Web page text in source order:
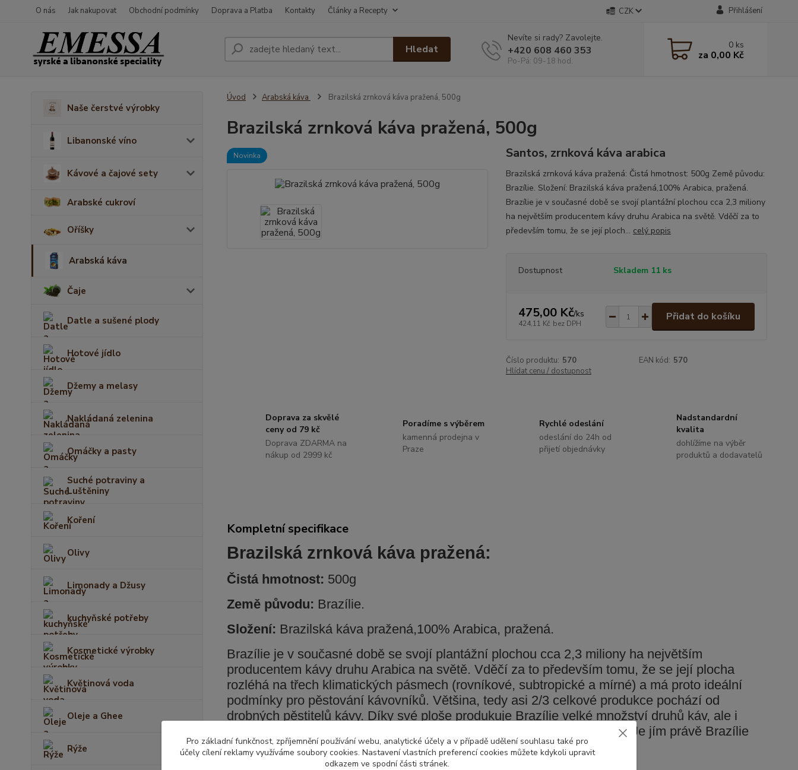
O nás Jak nakupovat Obchodní podmínky Doprava a Platba Kontakty Články a Recepty CZK Přihlášení
Hledat
Nevíte si rady? Zavolejte.
+420 608 460 353
Po-Pá: 09-18 hod.
0 ks
za 0,00 Kč
Naše čerstvé výrobky
Libanonské víno
Kávové a čajové sety
Arabské cukroví
Oříšky
Arabská káva
Čaje
Datle a sušené plody
Hotové jídlo
Džemy a melasy
Nakládaná zelenina
Omáčky a pasty
Suché potraviny a
Luštěniny
Koření
Olivy
Limonady a Džusy
kuchyňské potřeby
Kosmetické výrobky
Květinová voda
Oleje a Ghee
Rýže
Úvod Arabská káva Brazilská zrnková káva pražená, 500g
Brazilská zrnková káva pražená, 500g
Novinka Santos, zrnková káva arabica
Brazilská zrnková káva pražená: Čistá hmotnost: 500g Země původu:
Brazílie. Složení: Brazilská káva pražená,100% Arabica, pražená.
Brazílie je v současné době se svojí plantážní plochou cca 2,3 miliony
ha největším producentem kávy druhu Arabica na světě. Vděčí za to
především tomu, že se její ploch... celý popis
Dostupnost Skladem 11 ks
475,00 Kč/ks
424,11 Kč bez DPH
Přidat do košíku
Číslo produktu: 570 EAN kód: 570
Hlídat cenu / dostupnost
Doprava za skvělé
ceny od 79 kč
Doprava ZDARMA na
nákup od 2999 kč
Poradíme s výběrem
kamenná prodejna v
Praze
Rychlé odeslání
odeslání do 24h od
přijetí objednávky
Nadstandardní
kvalita
dohlížíme na výběr
produktů a dodavatelů
Kompletní specifikace
Brazilská zrnková káva pražená:
Čistá hmotnost: 500g
Země původu: Brazílie.
Složení: Brazilská káva pražená,100% Arabica, pražená.
Brazílie je v současné době se svojí plantážní plochou cca 2,3 miliony ha největším
producentem kávy druhu Arabica na světě. Vděčí za to především tomu, že se její plocha
rozléhá na třech klimatických pásmech (rovníkové, subtropické a mírné) a má proto ideální
podmínky pro pěstování kávovníků. Většina, tedy asi 2/3 celkové produkce pochází od
drobných pěstitelů kávy. Díky své ploše produkuje Brazílie velké množství druhů káv, ale i
přesto můžeme jeden druh prohlásit za zcela nejoblíbenější a nejlepší. Je jím právě Brazílie
Santos.
Pro základní funkčnost, zpříjemnění používání webu, analytické účely a v případě udělení souhlasu také pro
účely cílení reklamy využíváme soubory cookies. Nastavení vlastních preferencí cookies můžete kdykoli upravit
odkazem ve spodní části stránek.